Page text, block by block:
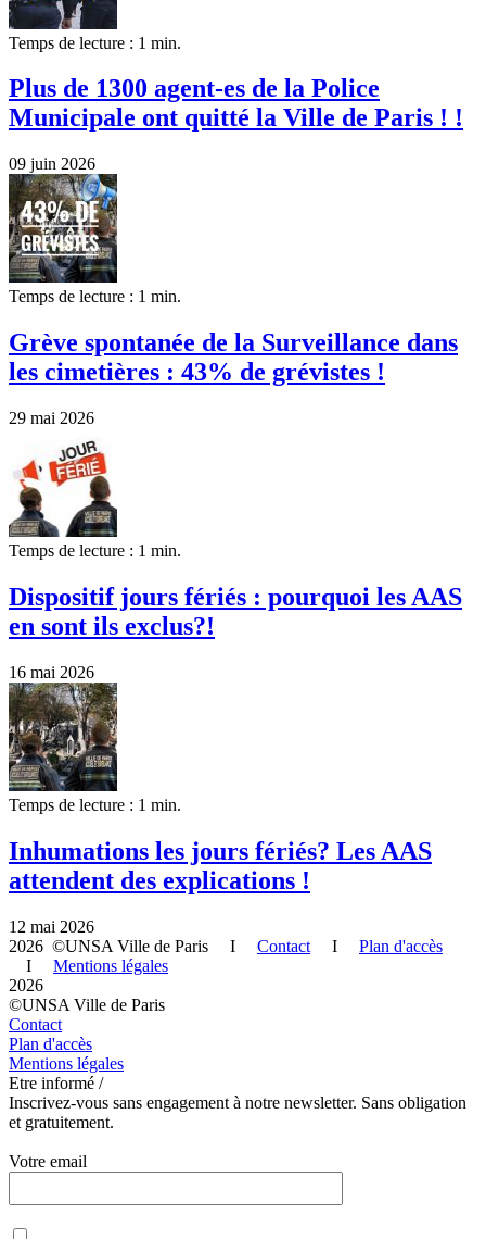
Temps de lecture : 1 min.
Plus de 1300 agent-es de la Police
Municipale ont quitté la Ville de Paris ! !
09 juin 2026
Temps de lecture : 1 min.
Grève spontanée de la Surveillance dans
les cimetières : 43% de grévistes !
29 mai 2026
Temps de lecture : 1 min.
Dispositif jours fériés : pourquoi les AAS
en sont ils exclus?!
16 mai 2026
Temps de lecture : 1 min.
Inhumations les jours fériés? Les AAS
attendent des explications !
12 mai 2026
2026 ©UNSA Ville de Paris I Contact I Plan d'accès
I Mentions légales
2026
©UNSA Ville de Paris
Contact
Plan d'accès
Mentions légales
Etre informé /
Inscrivez-vous sans engagement à notre newsletter. Sans obligation
et gratuitement.
Votre email